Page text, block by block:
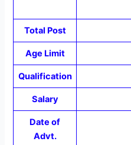
Total Post
Age Limit
Qualification
Salary
Date of
Advt.